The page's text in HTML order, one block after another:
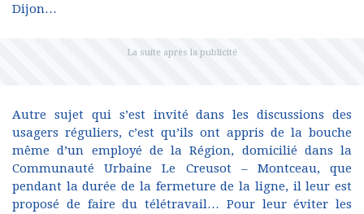
Dijon…
Autre sujet qui s’est invité dans les discussions des
usagers réguliers, c’est qu’ils ont appris de la bouche
même d’un employé de la Région, domicilié dans la
Communauté Urbaine Le Creusot – Montceau, que
pendant la durée de la fermeture de la ligne, il leur est
proposé de faire du télétravail… Pour leur éviter les